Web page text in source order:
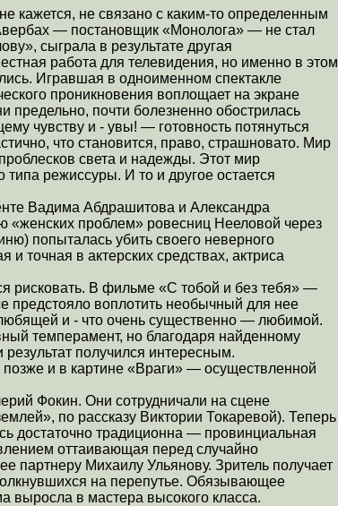
кажется, не связано с каким-то определенным
— постановщик «Монолога» — не стал
сыграла в результате другая
работа для телевидения, но именно в этом
Игравшая в одноименном спектакле
проникновения воплощает на экране
почти болезненно обострилась
чувству и - увы! — готовность потянуться
что становится, право, страшновато. Мир
света и надежды. Этот мир
типа режиссуры. И то и другое остается
Вадима Абдрашитова и Александра
проблем» ровесниц Нееловой через
попыталась убить своего неверного
точная в актерских средствах, актриса
рисковать. В фильме «С тобой и без тебя» —
предстояло воплотить необычный для нее
и - что очень существенно — любимой.
темперамент, но благодаря найденному
получился интересным.
и в картине «Враги» — осуществленной
Фокин. Они сотрудничали на сцене
по рассказу Виктории Токаревой). Теперь
достаточно традиционна — провинциальная
оттаивающая перед случайно
партнеру Михаилу Ульянову. Зритель получает
на перепутье. Обязывающее
выросла в мастера высокого класса.